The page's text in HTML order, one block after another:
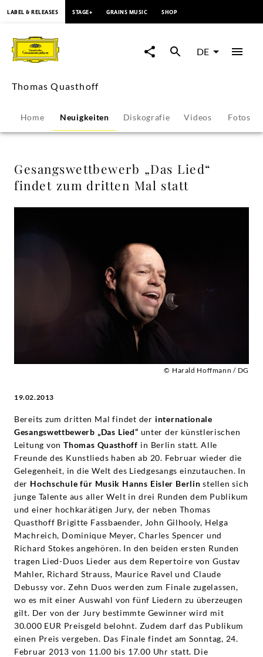
Gesangswettbewerb
„Das
Lied“
findet
zum
dritten
Mal
Deutsche
Grammophon
LABEL & RELEASES STAGE+ GRAINS MUSIC SHOP
DE
Thomas Quasthoff
Home Neuigkeiten Diskografie Videos Fotos
Gesangswettbewerb „Das Lied“
findet zum dritten Mal statt
© Harald Hoffmann / DG
19.02.2013
Bereits zum dritten Mal findet der internationale
Gesangswettbewerb „Das Lied“ unter der künstlerischen
Leitung vonThomas Quasthoff in Berlin statt. Alle
Freunde des Kunstlieds haben ab 20. Februar wieder die
Gelegenheit, in die Welt des Liedgesangs einzutauchen. In
der Hochschule für Musik Hanns Eisler Berlin stellen sich
junge Talente aus aller Welt in drei Runden dem Publikum
und einer hochkarätigen Jury, der neben Thomas
Quasthoff Brigitte Fassbaender, John Gilhooly, Helga
Machreich, Dominique Meyer, Charles Spencer und
Richard Stokes angehören. In den beiden ersten Runden
tragen Lied-Duos Lieder aus dem Repertoire von Gustav
Mahler, Richard Strauss, Maurice Ravel und Claude
Debussy vor. Zehn Duos werden zum Finale zugelassen,
wo es mit einer Auswahl von fünf Liedern zu überzeugen
gilt. Der von der Jury bestimmte Gewinner wird mit
30.000 EUR Preisgeld belohnt. Zudem darf das Publikum
einen Preis vergeben. Das Finale findet am Sonntag, 24.
Februar 2013 von 11.00 bis 17.00 Uhr statt. Die